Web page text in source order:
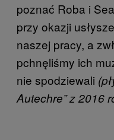
poznać Roba i
przy okazji
naszej pracy, a
pchnęliśmy ich
nie spodziewali
Autechre” z 2016